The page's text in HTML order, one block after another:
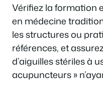
Vérifiez la formation
en médecine
les structures ou
références, et
d’aiguilles stériles à
acupuncteurs »